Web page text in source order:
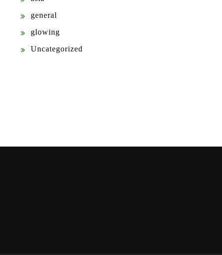
general
glowing
Uncategorized